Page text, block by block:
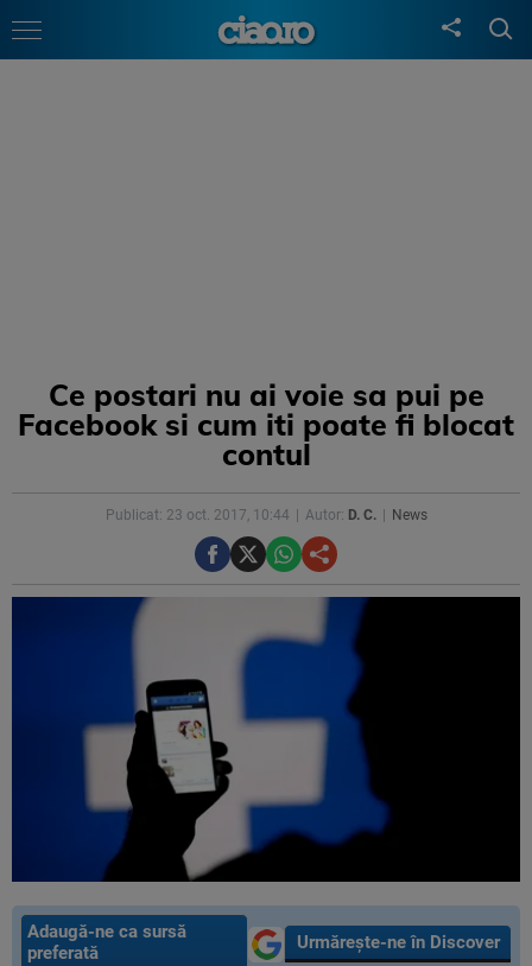
Ce postari nu ai voie sa pui pe
Facebook si cum iti poate fi blocat
contul
Publicat: 23 oct. 2017, 10:44 Autor: D. C. News
Adaugă-ne ca sursă
preferată
Urmărește-ne în Discover